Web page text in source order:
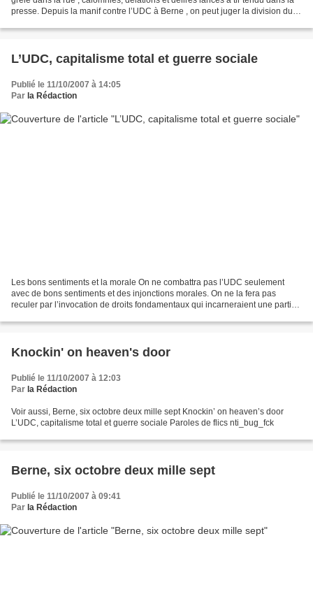
presse. Depuis la manif contre l’UDC à Berne , on peut juger la division du
L’UDC, capitalisme total et guerre sociale
Publié le 11/10/2007 à 14:05
Par la Rédaction
Les bons sentiments et la morale On ne combattra pas l’UDC seulement
avec de bons sentiments et des injonctions morales. On ne la fera pas
reculer par l’invocation de droits fondamentaux qui incarneraient une partie
Knockin' on heaven's door
Publié le 11/10/2007 à 12:03
Par la Rédaction
Voir aussi, Berne, six octobre deux mille sept Knockin’ on heaven’s door
L’UDC, capitalisme total et guerre sociale Paroles de flics nti_bug_fck
Berne, six octobre deux mille sept
Publié le 11/10/2007 à 09:41
Par la Rédaction